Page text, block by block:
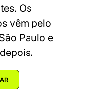
Os
vêm pelo
Paulo e